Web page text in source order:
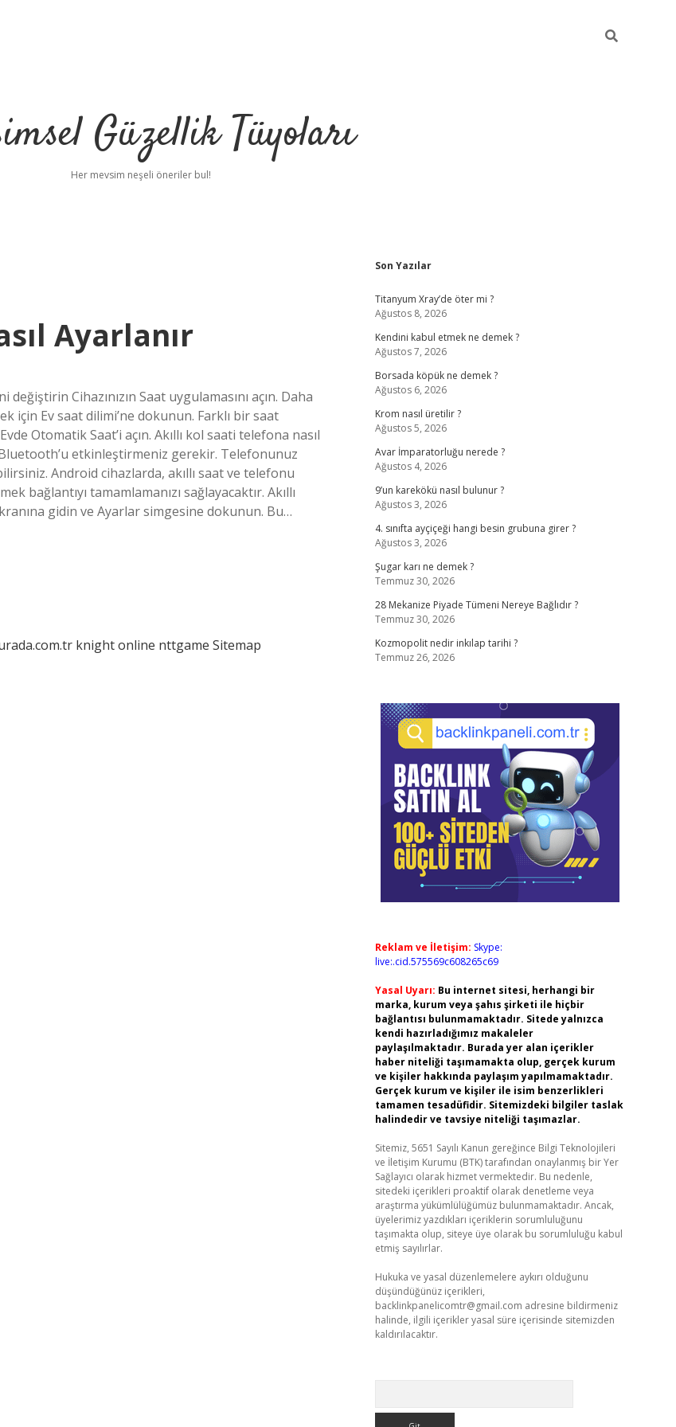
Güzellik Tüyoları
Her mevsim neşeli öneriler bul!
Ayarlanır
Cihazınızın Saat uygulamasını açın. Daha
için Ev saat dilimi’ne dokunun. Farklı bir saat
Otomatik Saat’i açın. Akıllı kol saati telefona nasıl
etkinleştirmeniz gerekir. Telefonunuz
Android cihazlarda, akıllı saat ve telefonu
tamamlamanızı sağlayacaktır. Akıllı
gidin ve Ayarlar simgesine dokunun. Bu…
knight online nttgame Sitemap
Sidebar
Son Yazılar
Titanyum Xray’de öter mi ?
Ağustos 8, 2026
Kendini kabul etmek ne demek ?
Ağustos 7, 2026
Borsada köpük ne demek ?
Ağustos 6, 2026
Krom nasıl üretilir ?
Ağustos 5, 2026
Avar İmparatorluğu nerede ?
Ağustos 4, 2026
9’un karekökü nasıl bulunur ?
Ağustos 3, 2026
4. sınıfta ayçiçeği hangi besin grubuna girer ?
Ağustos 3, 2026
Şugar karı ne demek ?
Temmuz 30, 2026
28 Mekanize Piyade Tümeni Nereye Bağlıdır ?
Temmuz 30, 2026
Kozmopolit nedir inkılap tarihi ?
Temmuz 26, 2026
Reklam ve İletişim: Skype:
live:.cid.575569c608265c69
Yasal Uyarı: Bu internet sitesi, herhangi bir
marka, kurum veya şahıs şirketi ile hiçbir
bağlantısı bulunmamaktadır. Sitede yalnızca
kendi hazırladığımız makaleler
paylaşılmaktadır. Burada yer alan içerikler
haber niteliği taşımamakta olup, gerçek kurum
ve kişiler hakkında paylaşım yapılmamaktadır.
Gerçek kurum ve kişiler ile isim benzerlikleri
tamamen tesadüfidir. Sitemizdeki bilgiler taslak
halindedir ve tavsiye niteliği taşımazlar.
Sitemiz, 5651 Sayılı Kanun gereğince Bilgi Teknolojileri
ve İletişim Kurumu (BTK) tarafından onaylanmış bir Yer
Sağlayıcı olarak hizmet vermektedir. Bu nedenle,
sitedeki içerikleri proaktif olarak denetleme veya
araştırma yükümlülüğümüz bulunmamaktadır. Ancak,
üyelerimiz yazdıkları içeriklerin sorumluluğunu
taşımakta olup, siteye üye olarak bu sorumluluğu kabul
etmiş sayılırlar.
Hukuka ve yasal düzenlemelere aykırı olduğunu
düşündüğünüz içerikleri,
backlinkpanelicomtr@gmail.com adresine bildirmeniz
halinde, ilgili içerikler yasal süre içerisinde sitemizden
kaldırılacaktır.
hiltonbet giriş